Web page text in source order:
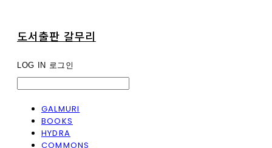
도서출판 갈무리
LOG IN 로그인
GALMURI
BOOKS
HYDRA
COMMONS